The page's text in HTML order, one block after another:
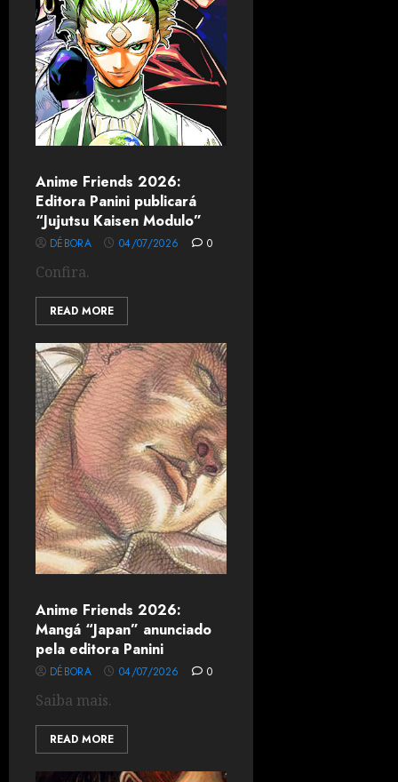
Anime Friends 2026:
Editora Panini publicará
“Jujutsu Kaisen Modulo”
DÉBORA 04/07/2026 0
Confira.
READ MORE
Anime Friends 2026:
Mangá “Japan” anunciado
pela editora Panini
DÉBORA 04/07/2026 0
Saiba mais.
READ MORE